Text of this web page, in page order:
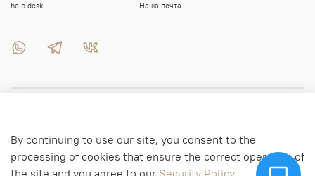
Menu 2
help desk Наша почта
By continuing to use our site, you consent to the
processing of cookies that ensure the correct operation of